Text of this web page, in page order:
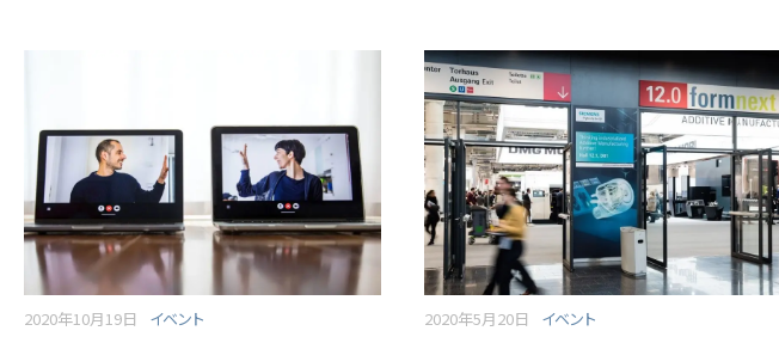
2020年10月19日 イベント 2020年5月20日 イベント